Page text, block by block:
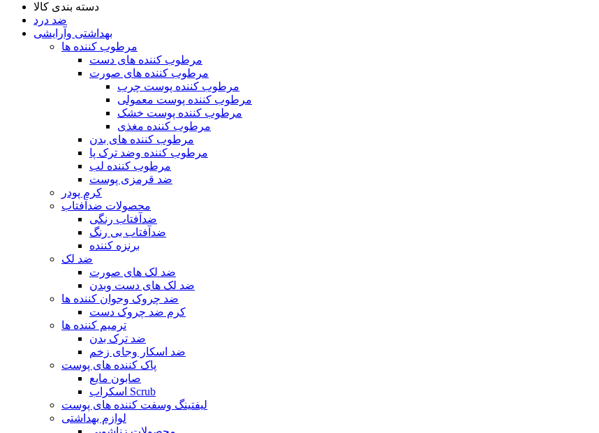
دسته بندی کالا
ضد درد
بهداشتی وآرایشی
مرطوب کننده ها
مرطوب کننده های دست
مرطوب کننده های صورت
مرطوب کننده پوست چرب
مرطوب کننده پوست معمولی
مرطوب کننده پوست خشک
مرطوب کننده مغذی
مرطوب کننده های بدن
مرطوب کننده وضد ترک پا
مرطوب کننده لب
ضد قرمزی پوست
کرم پودر
محصولات ضدآفتاب
ضدآفتاب رنگی
ضدآفتاب بی رنگ
برنزه کننده
ضد لک
ضد لک های صورت
ضد لک های دست وبدن
ضد چروک وجوان کننده ها
کرم ضد چروک دست
ترمیم کننده ها
ضد ترک بدن
ضد اسکار وجای زخم
پاک کننده های پوست
صابون مایع
اسکراب Scrub
لیفتینگ وسفت کننده های پوست
لوازم بهداشتی